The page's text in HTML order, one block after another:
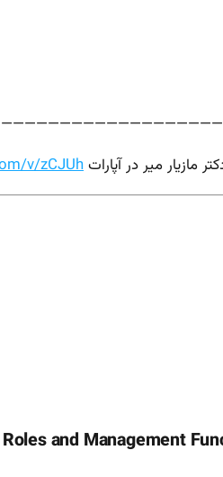
مازیار میر در آپاراتv/zCJUh
and Management